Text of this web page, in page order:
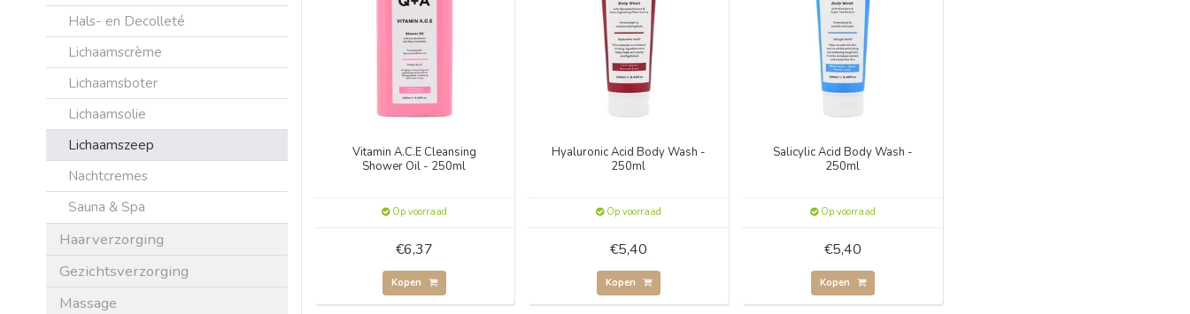
Hals- en Decolleté
Lichaamscrème
Lichaamsboter
Lichaamsolie
Lichaamszeep
Nachtcremes
Sauna & Spa
Haarverzorging
Gezichtsverzorging
Massage
Vitamin A.C.E Cleansing
Shower Oil - 250ml
Op voorraad
€6,37
Kopen
Hyaluronic Acid Body Wash -
250ml
Op voorraad
€5,40
Kopen
Salicylic Acid Body Wash -
250ml
Op voorraad
€5,40
Kopen